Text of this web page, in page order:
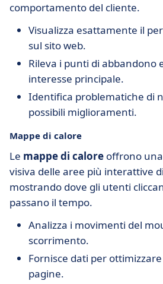
comportamento del cliente.
Visualizza esattamente il
sul sito web.
Rileva i punti di abbandono
interesse principale.
Identifica problematiche di
possibili miglioramenti.
Mappe di calore
Le mappe di calore offrono
visiva delle aree più interattive
mostrando dove gli utenti
passano il tempo.
Analizza i movimenti del
scorrimento.
Fornisce dati per
pagine.